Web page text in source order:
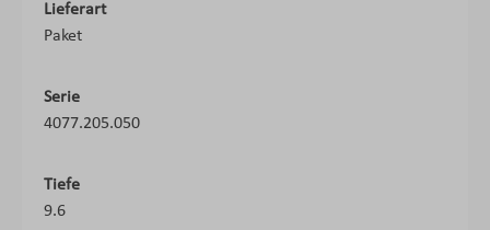
Lieferart
Paket
Serie
4077.205.050
Tiefe
9.6